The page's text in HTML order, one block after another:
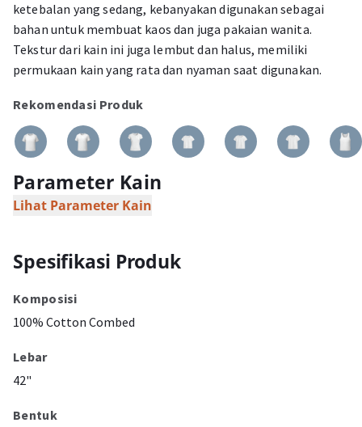
ketebalan yang sedang, kebanyakan digunakan sebagai
bahan untuk membuat kaos dan juga pakaian wanita.
Tekstur dari kain ini juga lembut dan halus, memiliki
permukaan kain yang rata dan nyaman saat digunakan.
Rekomendasi Produk
Parameter Kain
Lihat Parameter Kain
Spesifikasi Produk
Komposisi
100% Cotton Combed
Lebar
42"
Bentuk